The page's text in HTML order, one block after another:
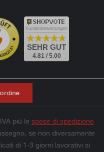
Kundenbewertungen
SEHR GUT
4.81 / 5.00
più le spese di spedizione
se non diversamente
di 1-3 giorni lavorativi si